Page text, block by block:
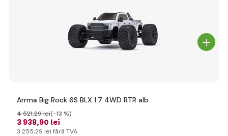
Arrma Big Rock 6S BLX 1:7 4WD RTR alb
3 938,90 lei
4 521,29 lei(-13 %)
3 255,29 lei fără TVA